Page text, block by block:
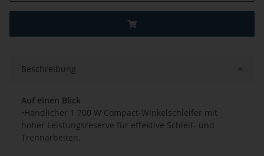
Beschreibung
Auf einen Blick
•Handlicher 1 700 W Compact-Winkelschleifer mit
hoher Leistungsreserve für effektive Schleif- und
Trennarbeiten.